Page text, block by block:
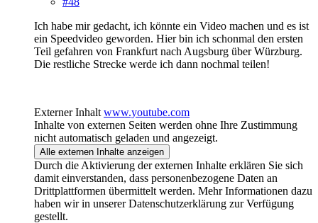
Ich habe mir gedacht, ich könnte ein Video machen und es ist
ein Speedvideo geworden. Hier bin ich schonmal den ersten
Teil gefahren von Frankfurt nach Augsburg über Würzburg.
Die restliche Strecke werde ich dann nochmal teilen!
Externer Inhalt www.youtube.com
Inhalte von externen Seiten werden ohne Ihre Zustimmung
nicht automatisch geladen und angezeigt.
Alle externen Inhalte anzeigen
Durch die Aktivierung der externen Inhalte erklären Sie sich
damit einverstanden, dass personenbezogene Daten an
Drittplattformen übermittelt werden. Mehr Informationen dazu
haben wir in unserer Datenschutzerklärung zur Verfügung
gestellt.